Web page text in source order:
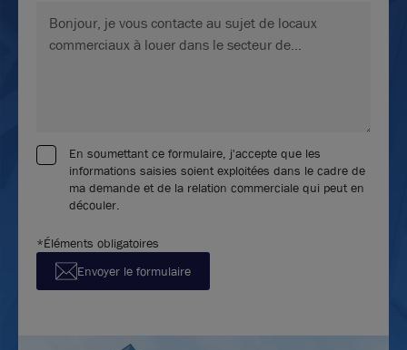
En soumettant ce formulaire, j'accepte que les
informations saisies soient exploitées dans le cadre de
ma demande et de la relation commerciale qui peut en
découler.
*Éléments obligatoires
Envoyer le formulaire